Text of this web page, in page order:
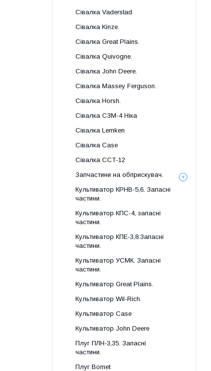
Сівалка Vaderstad
Сівалка Kinze.
Сівалка Great Plains.
Сівалка Quivogne.
Сівалка John Deere.
Сівалка Massey Ferguson.
Сівалка Horsh.
Сівалка СЗМ-4 Ніка
Сівалка Lemken
Сівалка Case
Сівалка ССТ-12
Запчастини на обприскувач.
Культиватор КРНВ-5,6. Запасні
частини.
Культиватор КПС-4, запасні
частини.
Культиватор КПЕ-3,8.Запасні
частини.
Культиватор УСМК. Запасні
частини.
Культиватор Great Plains.
Культиватор Wil-Rich.
Культиватор Case
Культиватор John Deere
Плуг ПЛН-3,35. Запасні
частини.
Плуг Bomet